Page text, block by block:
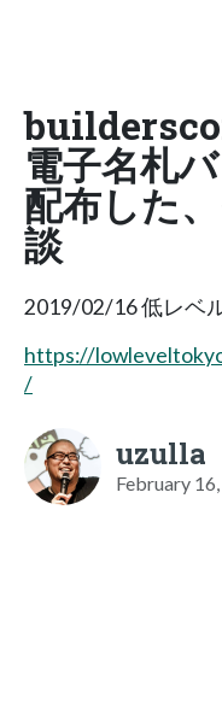
電子名札
配布した
談
2019/02/16 低レベ
https://
/
uzulla
February